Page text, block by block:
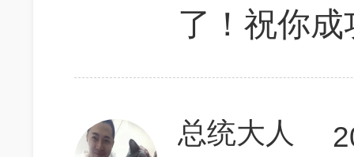
了！祝你
总统大人